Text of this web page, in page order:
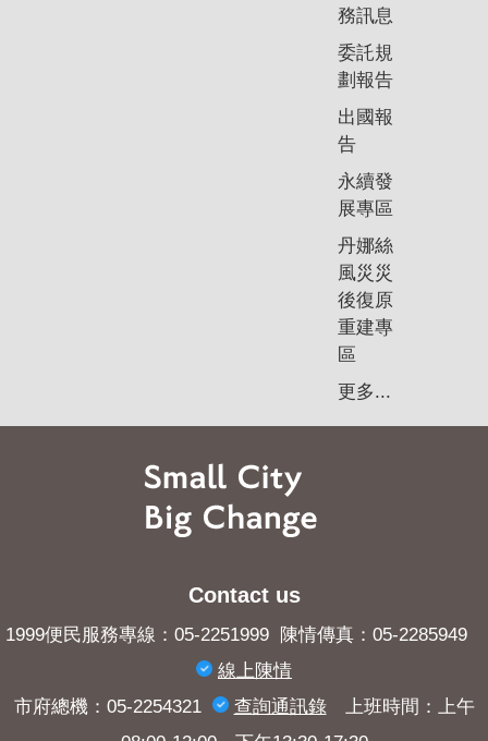
務訊息
委託規
劃報告
出國報
告
永續發
展專區
丹娜絲
風災災
後復原
重建專
區
更多...
Contact us
1999便民服務專線：05-2251999 陳情傳真：05-2285949
線上陳情
市府總機：05-2254321
查詢​通訊錄上班時間：上午